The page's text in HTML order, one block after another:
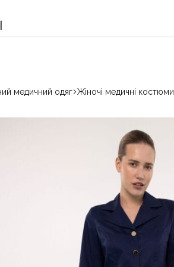
країни» 2024 і 2025
медичний одяг Жіночі медичні костюми